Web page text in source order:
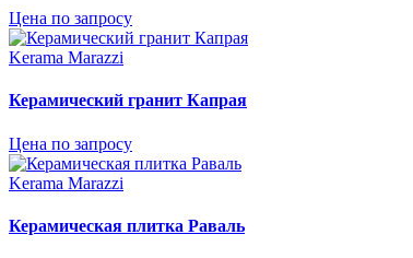
Цена по запросу
Kerama Marazzi
Керамический гранит Капрая
Цена по запросу
Kerama Marazzi
Керамическая плитка Раваль